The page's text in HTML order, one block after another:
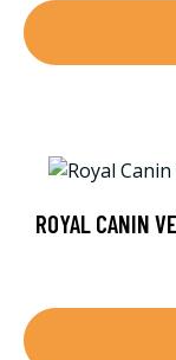
ROYAL CANIN